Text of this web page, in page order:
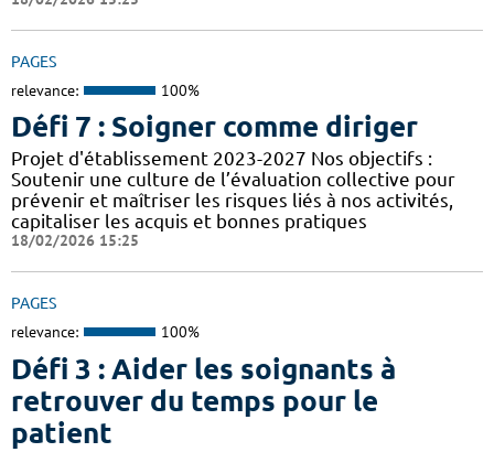
PAGES
relevance: 100%
Défi 7 : Soigner comme diriger
Projet d'établissement 2023-2027 Nos objectifs :
Soutenir une culture de l’évaluation collective pour
prévenir et maîtriser les risques liés à nos activités,
capitaliser les acquis et bonnes pratiques
18/02/2026 15:25
PAGES
relevance: 100%
Défi 3 : Aider les soignants à
retrouver du temps pour le
patient